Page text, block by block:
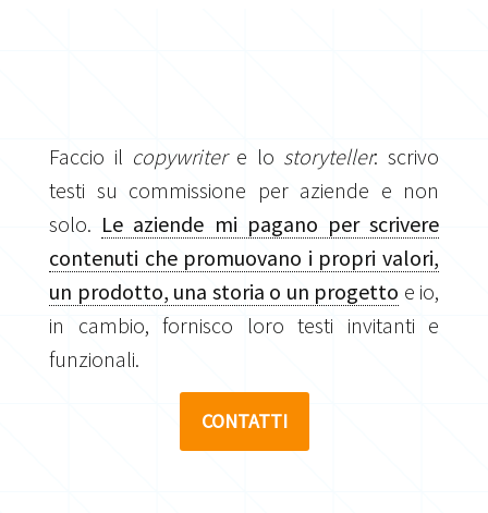
Faccio il copywritere lo storyteller: scrivo
testi su commissione per aziende e non
solo. Le aziende mi pagano per scrivere
contenuti che promuovano i propri valori,
un prodotto, una storia o un progetto e io,
in cambio, fornisco loro testi invitanti e
funzionali.
CONTATTI